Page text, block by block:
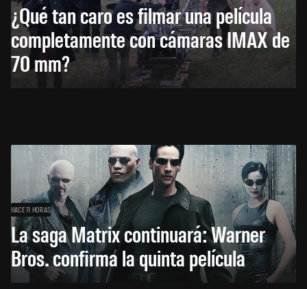
¿Qué tan caro es filmar una película
completamente con cámaras IMAX de
70 mm?
HACE 11 HORAS
La saga Matrix continuará: Warner
Bros. confirma la quinta película